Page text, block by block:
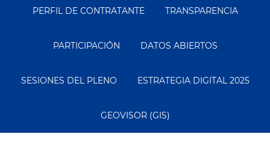
Menu
PERFIL DE CONTRATANTE TRANSPARENCIA
PARTICIPACIÓN DATOS ABIERTOS
SESIONES DEL PLENO ESTRATEGIA DIGITAL 2025
GEOVISOR (GIS)